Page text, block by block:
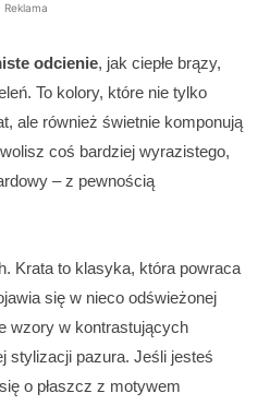
Reklama
odcienie, jak ciepłe brązy,
To kolory, które nie tylko
ale również świetnie komponują
coś bardziej wyrazistego,
– z pewnością
Krata to klasyka, która powraca
się w nieco odświeżonej
wzory w kontrastujących
stylizacji pazura. Jeśli jesteś
o płaszcz z motywem